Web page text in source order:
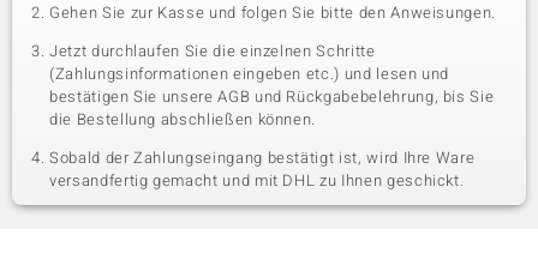
Gehen Sie zur Kasse und folgen Sie bitte den Anweisungen.
Jetzt durchlaufen Sie die einzelnen Schritte
(Zahlungsinformationen eingeben etc.) und lesen und
bestätigen Sie unsere AGB und Rückgabebelehrung, bis Sie
die Bestellung abschließen können.
Sobald der Zahlungseingang bestätigt ist, wird Ihre Ware
versandfertig gemacht und mit DHL zu Ihnen geschickt.